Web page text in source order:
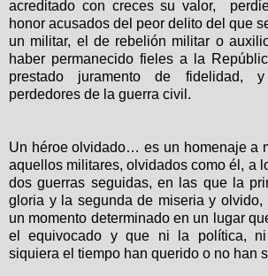
acreditado con creces su valor,
honor acusados del peor delito del que
un militar, el de rebelión militar o
haber permanecido fieles a la
prestado juramento de fidelidad,
perdedores de la guerra civil.
Un héroe olvidado… es un homenaje a
aquellos militares, olvidados como él, a
dos guerras seguidas, en las que la
gloria y la segunda de miseria y olvido,
un momento determinado en un lugar
el equivocado y que ni la política,
siquiera el tiempo han querido o no han